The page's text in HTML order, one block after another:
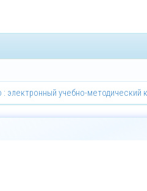
: электронный учебно-